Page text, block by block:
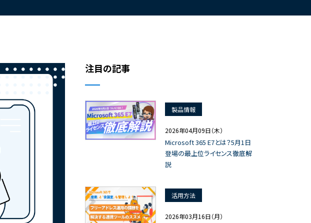
注目の記事
製品情報
2026年04月09日（木）
Microsoft 365 E7とは？5月1日
登場の最上位ライセンス徹底解
説
活用方法
2026年03月16日（月）